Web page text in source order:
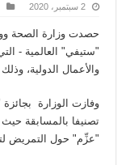
2 سبتمبر، 2020
حصدت وزارة الصحة
"ستيفي" العالمية -
والأعمال الدولية، وذلك
وفازت الوزارة
تصنيفا بالمسابقة
"عزِّم" حول التمريض